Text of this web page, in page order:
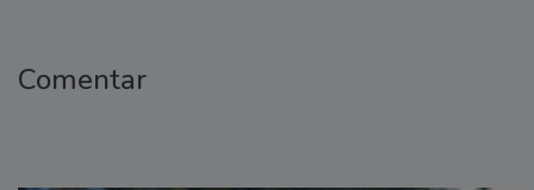
Comentar